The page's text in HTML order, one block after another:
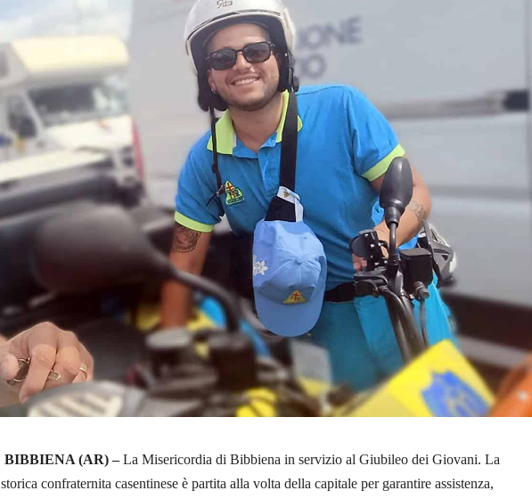
BIBBIENA (AR) –La Misericordia di Bibbiena in servizio al Giubileo dei Giovani. La
storica confraternita casentinese è partita alla volta della capitale per garantire assistenza,